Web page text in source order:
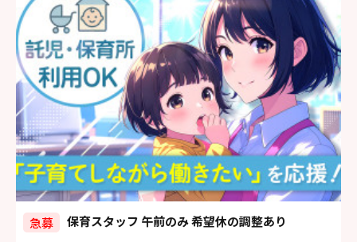
急募 保育スタッフ 午前のみ 希望休の調整あり